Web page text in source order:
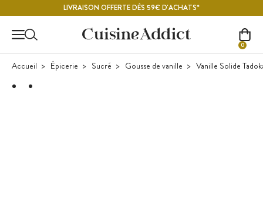
LIVRAISON OFFERTE DÈS 59€ D'ACHATS*
0
Accueil Épicerie Sucré Gousse de vanille Vanille Solide